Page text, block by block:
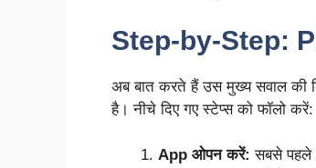
Step-by-Step:
अब बात करते हैं उस मुख्य सवाल की
है। नीचे दिए गए स्टेप्स को फॉलो करें:
App ओपन करें: सबसे पहले